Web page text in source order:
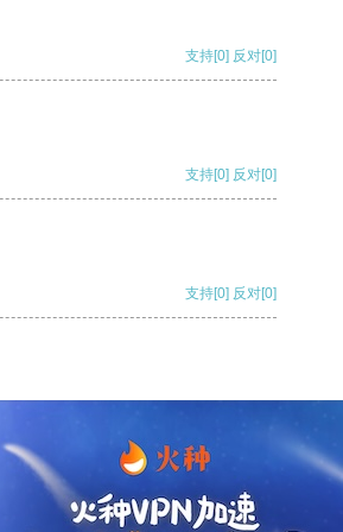
支持[0] 反对[0]
支持[0] 反对[0]
支持[0] 反对[0]